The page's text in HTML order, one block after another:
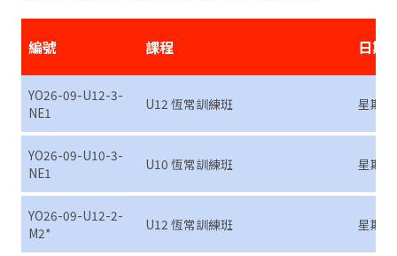
編號 課程 日期
YO26-09-U12-3-
NE1
U12 恆常訓練班 星期
YO26-09-U10-3-
NE1
U10 恆常訓練班 星期
YO26-09-U12-2-
M2*
U12 恆常訓練班 星期